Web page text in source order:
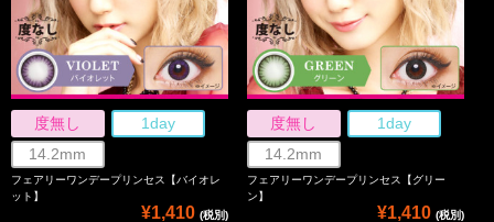
度無し
1day
14.2mm
フェアリーワンデープリンセス【バイオレ
ット】
¥1,410 (税別)
度無し
1day
14.2mm
フェアリーワンデープリンセス【グリー
ン】
¥1,410 (税別)